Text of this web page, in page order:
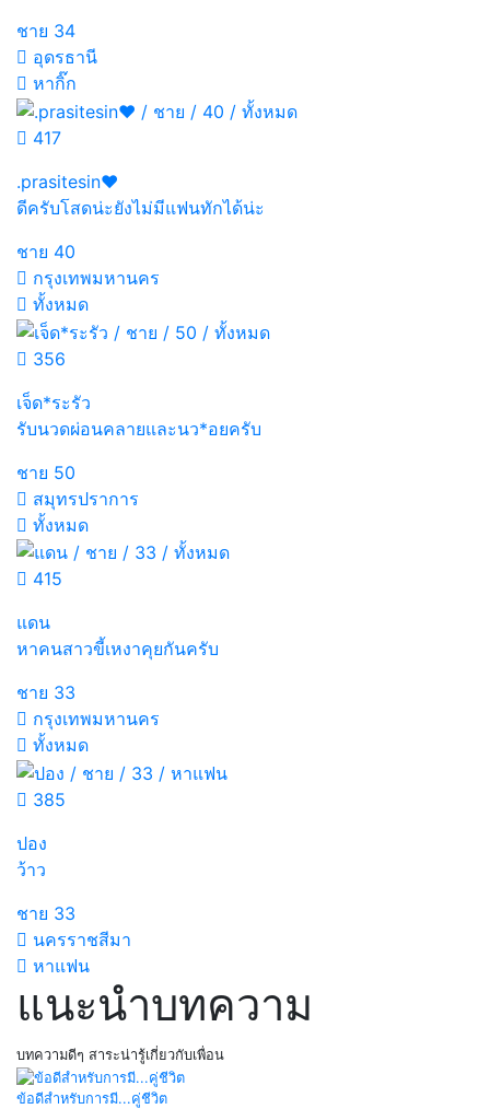
ชาย 34
อุดรธานี
หากิ๊ก
417
.prasitesin❤️
ดีครับโสดน่ะยังไม่มีแฟนทักได้น่ะ
ชาย 40
กรุงเทพมหานคร
ทั้งหมด
356
เจ็ด*ระรัว
รับนวดผ่อนคลายและนว*อยครับ
ชาย 50
สมุทรปราการ
ทั้งหมด
415
แดน
หาคนสาวขี้เหงาคุยกันครับ
ชาย 33
กรุงเทพมหานคร
ทั้งหมด
385
ปอง
ว้าว
ชาย 33
นครราชสีมา
หาแฟน
แนะนำบทความ
บทความดีๆ สาระน่ารู้เกี่ยวกับเพื่อน
ข้อดีสำหรับการมี...คู่ชีวิต